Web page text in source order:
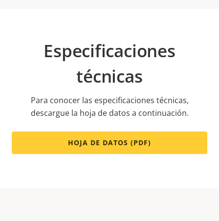
Especificaciones
técnicas
Para conocer las especificaciones técnicas,
descargue la hoja de datos a continuación.
HOJA DE DATOS (PDF)